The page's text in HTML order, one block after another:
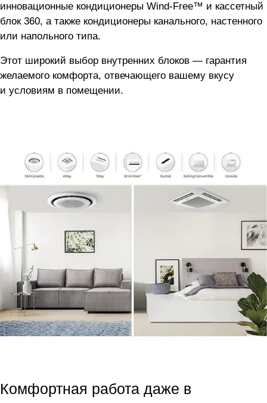
инновационные кондиционеры Wind-Free™ и кассетный
блок 360, а также кондиционеры канального, настенного
или напольного типа.
Этот широкий выбор внутренних блоков — гарантия
желаемого комфорта, отвечающего вашему вкусу
и условиям в помещении.
Комфортная работа даже в